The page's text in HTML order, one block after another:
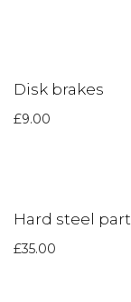
Disk brakes
£9.00
Hard steel part
£35.00